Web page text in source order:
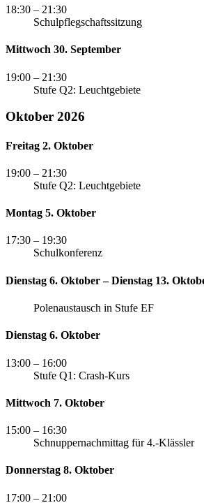
18:30 – 21:30
Schulpflegschaftssitzung
Mittwoch 30. September
19:00 – 21:30
Stufe Q2: Leuchtgebiete
Oktober 2026
Freitag 2. Oktober
19:00 – 21:30
Stufe Q2: Leuchtgebiete
Montag 5. Oktober
17:30 – 19:30
Schulkonferenz
Dienstag 6. Oktober – Dienstag 13.
Polenaustausch in Stufe EF
Dienstag 6. Oktober
13:00 – 16:00
Stufe Q1: Crash-Kurs
Mittwoch 7. Oktober
15:00 – 16:30
Schnuppernachmittag für 4.-Klässler
Donnerstag 8. Oktober
17:00 – 21:00